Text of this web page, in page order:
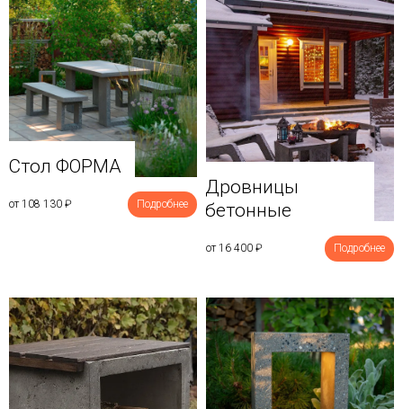
Стол ФОРМА
от 108 130 ₽ Подробнее
Дровницы
бетонные
от 16 400 ₽ Подробнее